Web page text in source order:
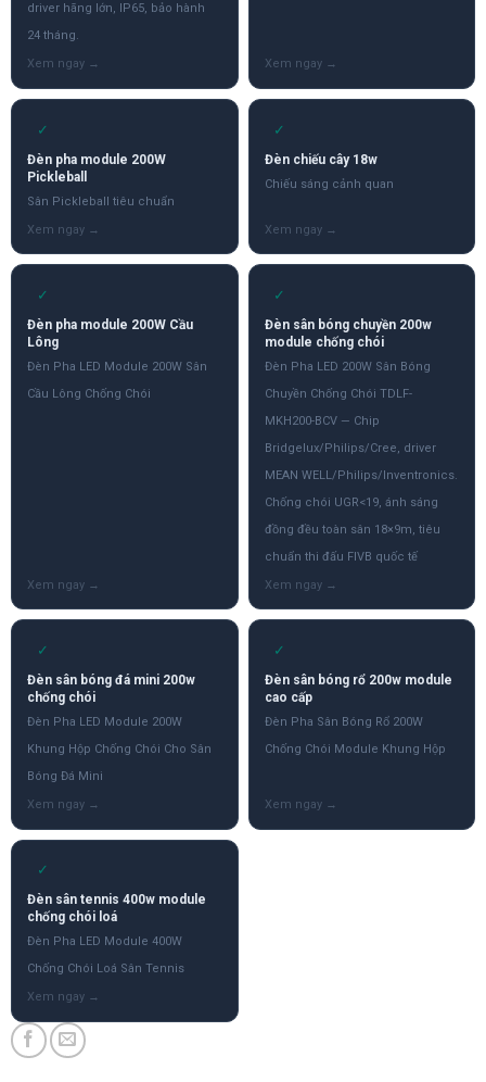
driver hãng lớn, IP65, bảo hành
24 tháng.
✓
Đèn pha module 200W
Pickleball
Sân Pickleball tiêu chuẩn
✓
Đèn chiếu cây 18w
Chiếu sáng cảnh quan
✓
Đèn pha module 200W Cầu
Lông
Đèn Pha LED Module 200W Sân
Cầu Lông Chống Chói
✓
Đèn sân bóng chuyền 200w
module chống chói
Đèn Pha LED 200W Sân Bóng
Chuyền Chống Chói TDLF-
MKH200-BCV — Chip
Bridgelux/Philips/Cree, driver
MEAN WELL/Philips/Inventronics.
Chống chói UGR<19, ánh sáng
đồng đều toàn sân 18×9m, tiêu
chuẩn thi đấu FIVB quốc tế
✓
Đèn sân bóng đá mini 200w
chống chói
Đèn Pha LED Module 200W
Khung Hộp Chống Chói Cho Sân
Bóng Đá Mini
✓
Đèn sân bóng rổ 200w module
cao cấp
Đèn Pha Sân Bóng Rổ 200W
Chống Chói Module Khung Hộp
✓
Đèn sân tennis 400w module
chống chói loá
Đèn Pha LED Module 400W
Chống Chói Loá Sân Tennis